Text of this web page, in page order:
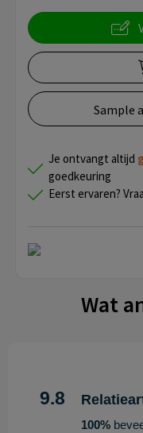
Sample
Je ontvangt altijd
goedkeuring
Eerst ervaren?
Wat
9.8
100%